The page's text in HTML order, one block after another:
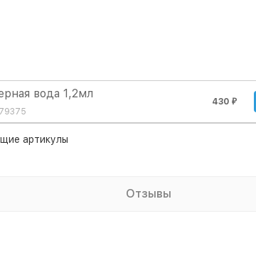
вода 1,2мл
430 ₽
артикулы
Отзывы